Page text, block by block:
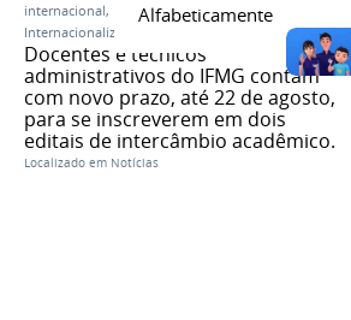
Alfabeticamente
internacional, ,Internacionaliza TAEs
Internacionaliza Educação
Docentes e técnicos
administrativos do IFMG contam
com novo prazo, até 22 de agosto,
para se inscreverem em dois
editais de intercâmbio acadêmico.
Localizado em Notícias